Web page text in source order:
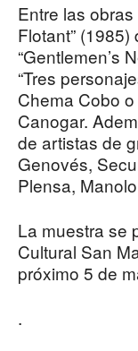
Entre las
Flotant”
“Gentlemen’s
“Tres
Chema Cobo
Canogar.
de artistas de
Genovés,
Plensa,
La muestra se
Cultural San
próximo 5 de
.